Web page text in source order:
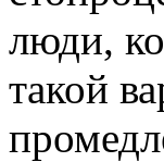
люди,
такой